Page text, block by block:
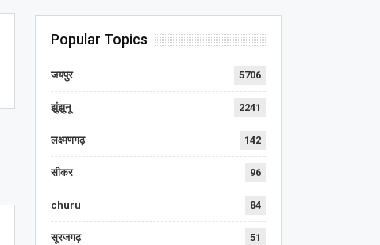
Popular Topics
जयपुर 5706
झुंझुनू 2241
लक्ष्मणगढ़ 142
सीकर 96
churu 84
सूरजगढ़ 51